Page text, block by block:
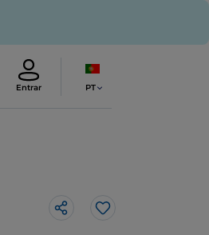
Entrar PT
Gosto